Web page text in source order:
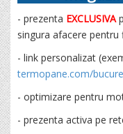
- prezenta EXCLUSIVA
singura afacere pentru
- link personalizat
termopane.com/
- optimizare pentru
- prezenta activa pe